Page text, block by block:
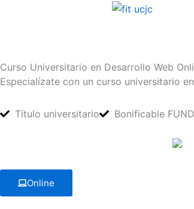
Curso Universitario en Desarrollo Web
Especialízate con un curso universitario
Título universitario Bonificable
Online